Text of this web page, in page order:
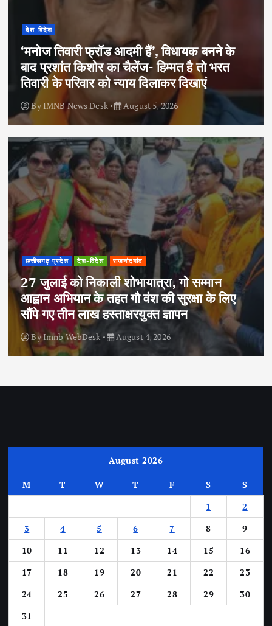
देश-विदेश
‘मनोज तिवारी फ्रॉड आदमी हैं’, विधायक बनने के
बाद प्रशांत किशोर का चैलेंज- हिम्मत है तो भरत
तिवारी के परिवार को न्याय दिलाकर दिखाएं
By IMNB News Desk August 5, 2026
छत्तीसगढ़ प्रदेश देश-विदेश राजनांदगांव
27 जुलाई को निकाली शोभायात्रा, गो सम्मान
आह्वान अभियान के तहत गौ वंश की सुरक्षा के लिए
सौंपे गए तीन लाख हस्ताक्षरयुक्त ज्ञापन
ByImnb WebDesk August 4, 2026
August 2026
M T W T F S
S
1
2
3
4 5 6 7 8
9
10
11 12 13 14 15
16
17
18 19 20 21 22
23
24
25 26 27 28 29
30
31